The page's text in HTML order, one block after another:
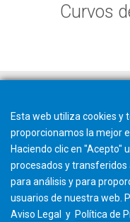
Curvos
Esta web utiliza cookies y
proporcionamos la mejor
Haciendo clic en "Acepto"
procesados y transferidos
para análisis y para
usuarios de nuestra web.
Aviso Legal
y Política de